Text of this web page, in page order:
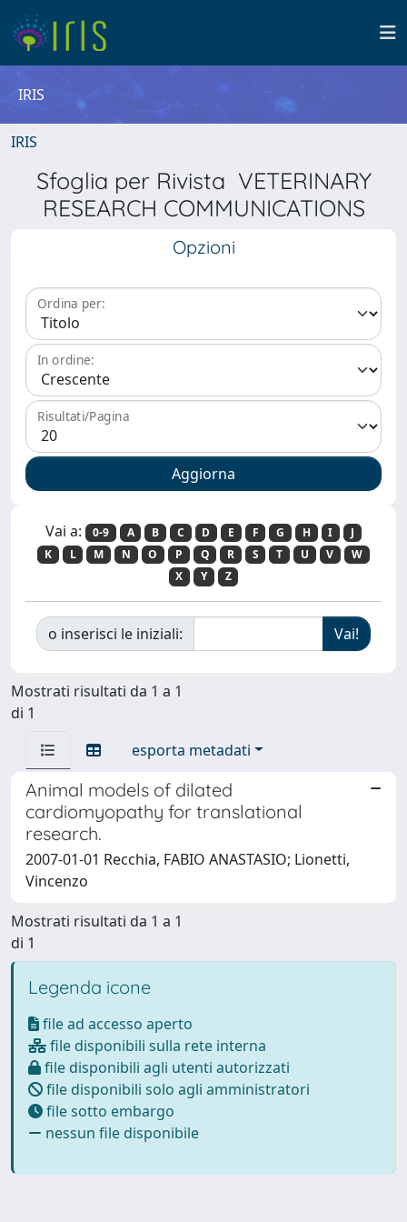
IRIS
IRIS
Sfoglia per Rivista VETERINARY
RESEARCH COMMUNICATIONS
Opzioni
Ordina per:
In ordine:
Risultati/Pagina
Vai a: 0-9 A B C D E F G H I
J
K
L M N O P Q R S T U V
W
X
Y Z
o inserisci le iniziali:
Mostrati risultati da 1 a 1
di 1
esporta metadati
Animal models of dilated
cardiomyopathy for translational
research.
2007-01-01 Recchia, FABIO ANASTASIO; Lionetti,
Vincenzo
Mostrati risultati da 1 a 1
di 1
Legenda icone
file ad accesso aperto
file disponibili sulla rete interna
file disponibili agli utenti autorizzati
file disponibili solo agli amministratori
file sotto embargo
nessun file disponibile